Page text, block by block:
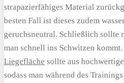
strapazierfähiges Material
besten Fall ist dieses zudem
geruchsneutral. Schließlich sollte
man schnell ins Schwitzen
Liegefläche sollte aus
sodass man während des